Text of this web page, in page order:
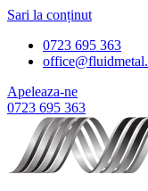
Sari la conținut
0723 695 363
Apeleaza-ne
0723 695 363